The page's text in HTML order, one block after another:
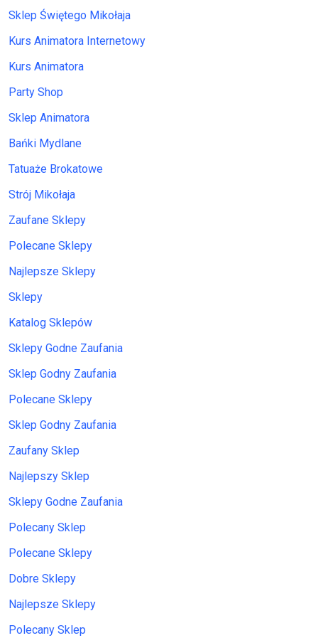
Sklep Świętego Mikołaja
Kurs Animatora Internetowy
Kurs Animatora
Party Shop
Sklep Animatora
Bańki Mydlane
Tatuaże Brokatowe
Strój Mikołaja
Zaufane Sklepy
Polecane Sklepy
Najlepsze Sklepy
Sklepy
Katalog Sklepów
Sklepy Godne Zaufania
Sklep Godny Zaufania
Polecane Sklepy
Sklep Godny Zaufania
Zaufany Sklep
Najlepszy Sklep
Sklepy Godne Zaufania
Polecany Sklep
Polecane Sklepy
Dobre Sklepy
Najlepsze Sklepy
Polecany Sklep